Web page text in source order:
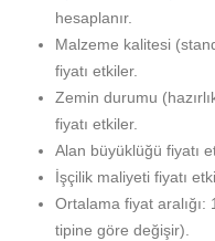
hesaplanır.
Malzeme kalitesi
fiyatı etkiler.
Zemin durumu
fiyatı etkiler.
Alan büyüklüğü fiyatı
İşçilik maliyeti fiyatı
Ortalama fiyat
tipine göre değişir).